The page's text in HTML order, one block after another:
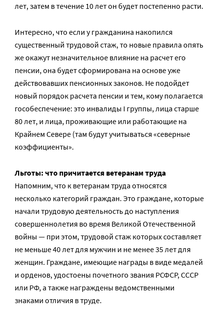
лет, затем в течение 10 лет он будет постепенно расти.
Интересно, что если у гражданина накопился
существенный трудовой стаж, то новые правила опять
же окажут незначительное влияние на расчет его
пенсии, она будет сформирована на основе уже
действовавших пенсионных законов. Не подойдет
новый порядок расчета пенсии и тем, кому полагается
гособеспечение: это инвалиды I группы, лица старше
80 лет, и лица, проживающие или работающие на
Крайнем Севере (там будут учитываться «северные
коэффициенты».
Льготы: что причитается ветеранам труда
Напомним, что к ветеранам труда относятся
несколько категорий граждан. Это граждане, которые
начали трудовую деятельность до наступления
совершеннолетия во время Великой Отечественной
войны — при этом, трудовой стаж которых составляет
не меньше 40 лет для мужчин и не менее 35 лет для
женщин. Граждане, имеющие награды в виде медалей
и орденов, удостоены почетного звания РСФСР, СССР
или РФ, а также награждены ведомственными
знаками отличия в труде.